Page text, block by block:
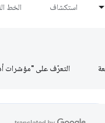
استكشاف الخط
التعرّف على "مؤشرات